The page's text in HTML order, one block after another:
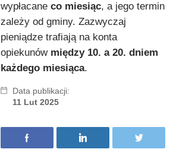
wypłacane co miesiąc, a jego termin
zależy od gminy. Zazwyczaj
pieniądze trafiają na konta
opiekunów między 10. a 20. dniem
każdego miesiąca.
Data publikacji:
11 Lut 2025